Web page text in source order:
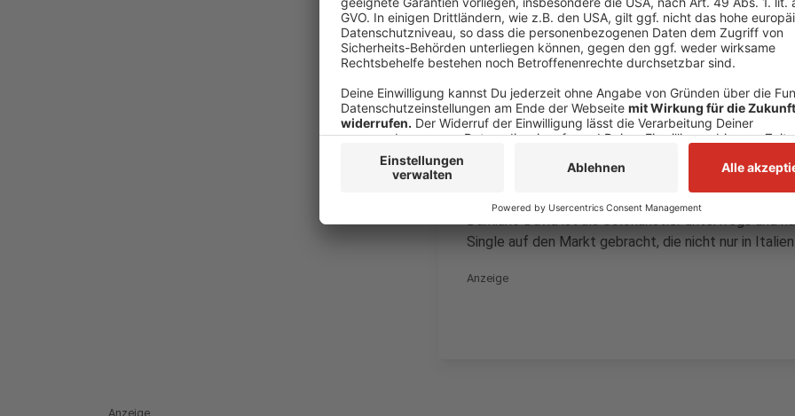
Wir verwenden einen
Drittanbieters, um
einzubetten. Dieser
Ihren Aktivitäten
die Details durch und
Nutzung des Service zu,
Akzeptieren
Damiano David ist als Solokünstler unterwegs und
Single auf den Markt gebracht, die nicht nur in
Anzeige
Anzeige